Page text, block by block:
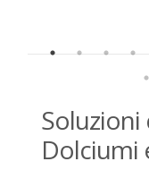
Soluzioni
Dolciumi